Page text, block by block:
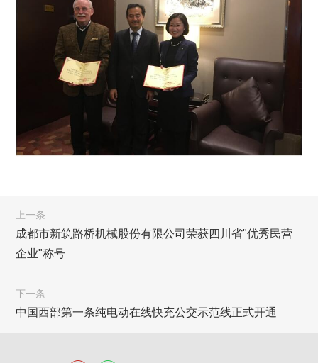
上一条
成都市新筑路桥机械股份有限公司荣获四川省"优秀民营
企业"称号
下一条
中国西部第一条纯电动在线快充公交示范线正式开通